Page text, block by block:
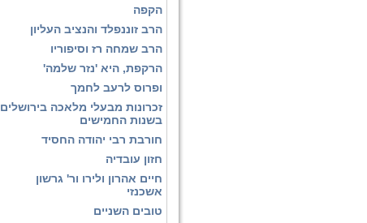
הקפה
הרב זוננפלד והנציב העליון
הרב שמחה רז וסיפוריו
הרקפת, היא 'נזר שלמה'
ופרוס לרעב לחמך
זכרונות מבעלי מלאכה בירושלים
בשנות החמישים
חורבת רבי יהודה החסיד
חזון עובדיה
חיים אהרון ולירו ור' גרשון
אשכנזי
טובים השניים